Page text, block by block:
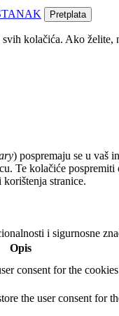
Pretplata
kolačića. Ako
) pospremaju se u vaš
Te kolačiće
stranice.
i sigurnosne
Opis
consent for the
the user consent for